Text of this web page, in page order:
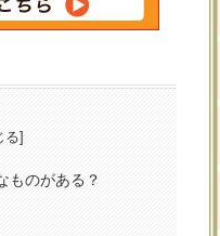
ものがある？